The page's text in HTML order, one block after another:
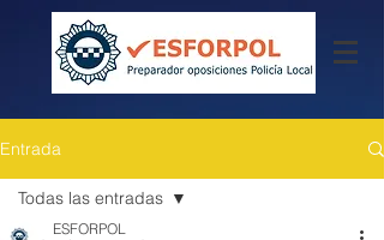
Entrada
Todas las entradas
ESFORPOL